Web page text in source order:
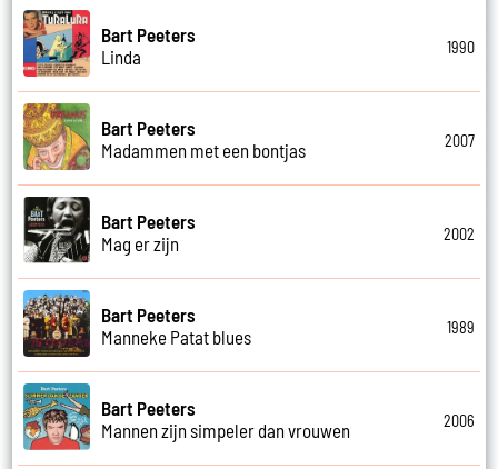
Bart Peeters
Linda
1990
Bart Peeters
Madammen met een bontjas
2007
Bart Peeters
Mag er zijn
2002
Bart Peeters
Manneke Patat blues
1989
Bart Peeters
Mannen zijn simpeler dan vrouwen
2006